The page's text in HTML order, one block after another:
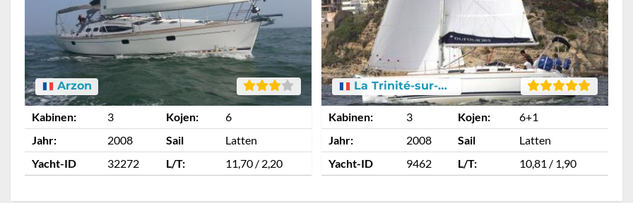
Arzon
Kabinen: 3 Kojen:
6
Jahr:
2008 Sail
Latten
Yacht-ID
32272 L/T: 11,70 / 2,20
La Trinité-sur-Mer
Kabinen: 3 Kojen:
6+1
Jahr:
2008 Sail
Latten
Yacht-ID
9462 L/T: 10,81 / 1,90